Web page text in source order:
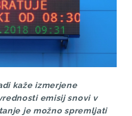
kaže izmerjene
emisij snovi v
je možno spremljati